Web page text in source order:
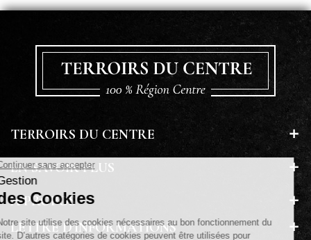
TERROIRS DU CENTRE
EN SAVOIR PLUS
A PROPOS
LETTRE D'INFORMATIONS